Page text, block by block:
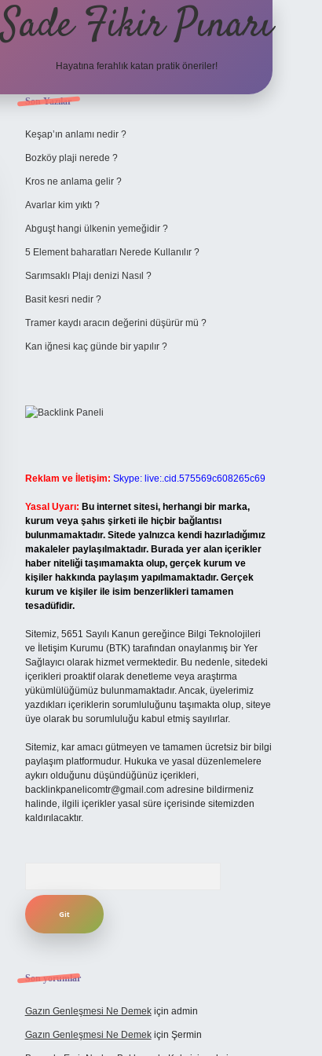
Sade Fikir Pınarı
Hayatına ferahlık katan pratik öneriler!
Sidebar
Son Yazılar
Keşap’ın anlamı nedir ?
Bozköy plaji nerede ?
Kros ne anlama gelir ?
Avarlar kim yıktı ?
Abguşt hangi ülkenin yemeğidir ?
5 Element baharatları Nerede Kullanılır ?
Sarımsaklı Plajı denizi Nasıl ?
Basit kesri nedir ?
Tramer kaydı aracın değerini düşürür mü ?
Kan iğnesi kaç günde bir yapılır ?
Reklam ve İletişim: Skype: live:.cid.575569c608265c69
Yasal Uyarı: Bu internet sitesi, herhangi bir marka,
kurum veya şahıs şirketi ile hiçbir bağlantısı
bulunmamaktadır. Sitede yalnızca kendi hazırladığımız
makaleler paylaşılmaktadır. Burada yer alan içerikler
haber niteliği taşımamakta olup, gerçek kurum ve
kişiler hakkında paylaşım yapılmamaktadır. Gerçek
kurum ve kişiler ile isim benzerlikleri tamamen
tesadüfidir.
Sitemiz, 5651 Sayılı Kanun gereğince Bilgi Teknolojileri
ve İletişim Kurumu (BTK) tarafından onaylanmış bir Yer
Sağlayıcı olarak hizmet vermektedir. Bu nedenle, sitedeki
içerikleri proaktif olarak denetleme veya araştırma
yükümlülüğümüz bulunmamaktadır. Ancak, üyelerimiz
yazdıkları içeriklerin sorumluluğunu taşımakta olup, siteye
üye olarak bu sorumluluğu kabul etmiş sayılırlar.
Sitemiz, kar amacı gütmeyen ve tamamen ücretsiz bir bilgi
paylaşım platformudur. Hukuka ve yasal düzenlemelere
aykırı olduğunu düşündüğünüz içerikleri,
backlinkpanelicomtr@gmail.comadresine bildirmeniz
halinde, ilgili içerikler yasal süre içerisinde sitemizden
kaldırılacaktır.
Son yorumlar
Gazın Genleşmesi Ne Demekiçin admin
Gazın Genleşmesi Ne Demekiçin Şermin